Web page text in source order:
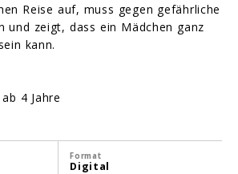
Reise auf, muss gegen gefährliche
und zeigt, dass ein Mädchen ganz
kann.
4 Jahre
Format
Digital